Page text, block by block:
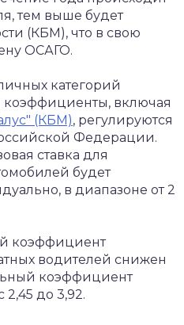
тем выше будет
(КБМ), что в свою
ОСАГО.
категорий
коэффициенты, включая
(КБМ), регулируются
Федерации.
ставка для
будет
в диапазоне от 2
коэффициент
водителей снижен
коэффициент
до 3,92.